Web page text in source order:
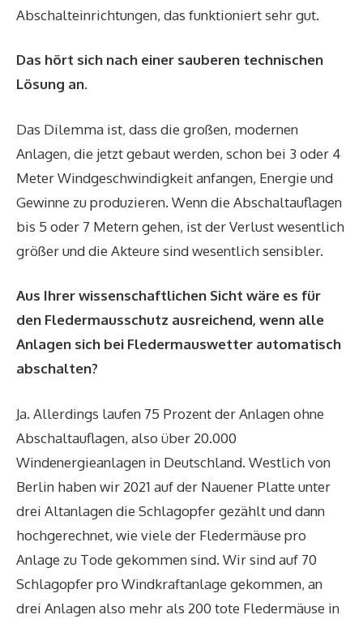
Abschalteinrichtungen, das funktioniert sehr gut.
Das hört sich nach einer sauberen technischen
Lösung an.
Das Dilemma ist, dass die großen, modernen
Anlagen, die jetzt gebaut werden, schon bei 3 oder 4
Meter Windgeschwindigkeit anfangen, Energie und
Gewinne zu produzieren. Wenn die Abschaltauflagen
bis 5 oder 7 Metern gehen, ist der Verlust wesentlich
größer und die Akteure sind wesentlich sensibler.
Aus Ihrer wissenschaftlichen Sicht wäre es für
den Fledermausschutz ausreichend, wenn alle
Anlagen sich bei Fledermauswetter automatisch
abschalten?
Ja. Allerdings laufen 75 Prozent der Anlagen ohne
Abschaltauflagen, also über 20.000
Windenergieanlagen in Deutschland. Westlich von
Berlin haben wir 2021 auf der ­Nauener Platte unter
drei Alt­anlagen die Schlagopfer gezählt und dann
hochgerechnet, wie viele der Fledermäuse pro
Anlage zu Tode gekommen sind. Wir sind auf 70
Schlagopfer pro Windkraftanlage gekommen, an
drei Anlagen also mehr als 200 tote Fledermäuse in